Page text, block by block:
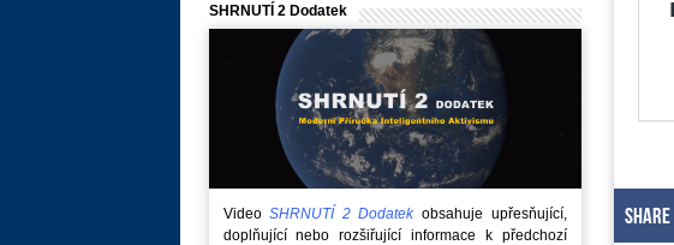
Share
SHRNUTÍ 2 Dodatek
VideoSHRNUTÍ 2 Dodatekobsahuje upřesňující,
doplňující nebo rozšiřující informace k předchozí